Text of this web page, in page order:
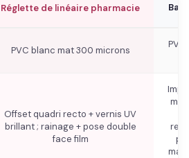
Réglette de linéaire pharmacie
PVC blanc mat 300 microns
Offset quadri recto + vernis UV
brillant ; rainage + pose double
face film
mat